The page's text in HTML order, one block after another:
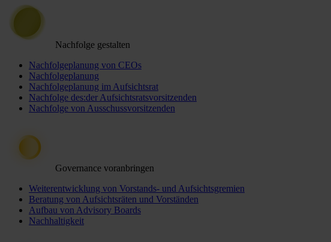
Nachfolge gestalten
Nachfolgeplanung von CEOs
Nachfolgeplanung
Nachfolgeplanung im Aufsichtsrat
Nachfolge des:der Aufsichtsratsvorsitzenden
Nachfolge von Ausschussvorsitzenden
Governance voranbringen
Weiterentwicklung von Vorstands- und Aufsichtsgremien
Beratung von Aufsichtsräten und Vorständen
Aufbau von Advisory Boards
Nachhaltigkeit